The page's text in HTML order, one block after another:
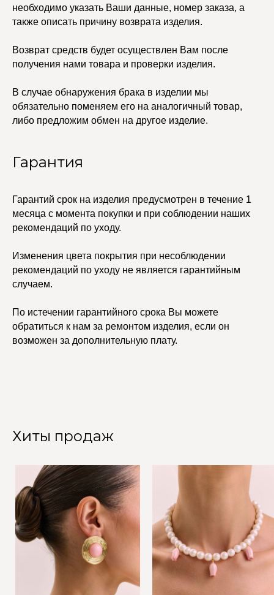
необходимо указать Ваши данные, номер заказа, а
также описать причину возврата изделия.
Возврат средств будет осуществлен Вам после
получения нами товара и проверки изделия.
В случае обнаружения брака в изделии мы
обязательно поменяем его на аналогичный товар,
либо предложим обмен на другое изделие.
Гарантия
Гарантий срок на изделия предусмотрен в течение 1
месяца с момента покупки и при соблюдении наших
рекомендаций по уходу.
Изменения цвета покрытия при несоблюдении
рекомендаций по уходу не является гарантийным
случаем.
По истечении гарантийного срока Вы можете
обратиться к нам за ремонтом изделия, если он
возможен за дополнительную плату.
Хиты продаж
Возврат и гарантия
© 2021-2025 Edalinjewelry. Все права защищены.
Договор оферты
Политика
конфиденциальности
Кольца
Серьги
Чокеры
Упаковка
Сертификаты
Не бриллианты, потому
что по любви